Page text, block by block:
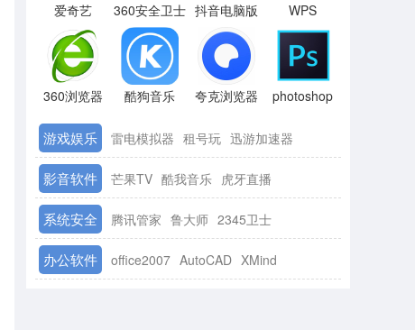
爱奇艺 360安全卫士 抖音电脑版 WPS
360浏览器 酷狗音乐 夸克浏览器 photoshop
游戏娱乐 雷电模拟器 租号玩 迅游加速器
影音软件 芒果TV 酷我音乐 虎牙直播
系统安全 腾讯管家 鲁大师 2345卫士
办公软件 office2007 AutoCAD XMind